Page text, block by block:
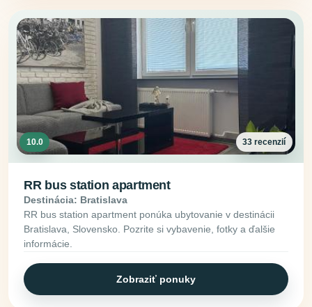
10.0 33 recenzií
RR bus station apartment
Destinácia: Bratislava
RR bus station apartment ponúka ubytovanie v destinácii
Bratislava, Slovensko. Pozrite si vybavenie, fotky a ďalšie
informácie.
Zobraziť ponuky